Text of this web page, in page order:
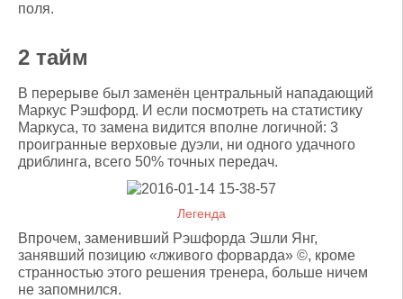
поля.
2 тайм
В перерыве был заменён центральный нападающий
Маркус Рэшфорд. И если посмотреть на статистику
Маркуса, то замена видится вполне логичной: 3
проигранные верховые дуэли, ни одного удачного
дриблинга, всего 50% точных передач.
Легенда
Впрочем, заменивший Рэшфорда Эшли Янг,
занявший позицию «лживого форварда» ©, кроме
странностью этого решения тренера, больше ничем
не запомнился.